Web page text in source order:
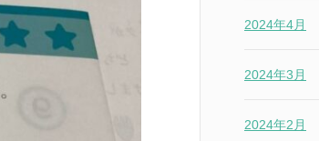
2024年4月
2024年3月
2024年2月